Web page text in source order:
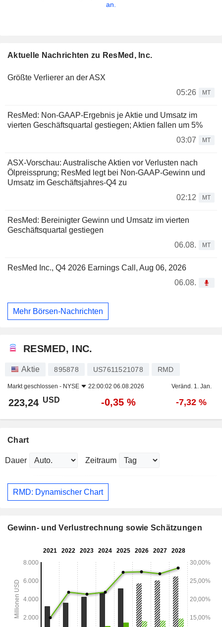
an.
Aktuelle Nachrichten zu ResMed, Inc.
Größte Verlierer an der ASX
05:26
MT
ResMed: Non-GAAP-Ergebnis je Aktie und Umsatz im
vierten Geschäftsquartal gestiegen; Aktien fallen um 5%
03:07
MT
ASX-Vorschau: Australische Aktien vor Verlusten nach
Ölpreissprung; ResMed legt bei Non-GAAP-Gewinn und
Umsatz im Geschäftsjahres-Q4 zu
02:12
MT
ResMed: Bereinigter Gewinn und Umsatz im vierten
Geschäftsquartal gestiegen
06.08.
MT
ResMed Inc., Q4 2026 Earnings Call, Aug 06, 2026
06.08.
Mehr Börsen-Nachrichten
RESMED, INC.
Aktie 895878 US7611521078 RMD
Markt geschlossen - NYSE 22:00:02 06.08.2026 Veränd. 1. Jan.
223,24 USD -0,35 % -7,32 %
Chart
Dauer Zeitraum
RMD: Dynamischer Chart
Gewinn- und Verlustrechnung sowie Schätzungen